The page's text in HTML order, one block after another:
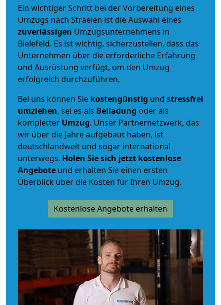
Ein wichtiger Schritt bei der Vorbereitung eines
Umzugs nach Straelen ist die Auswahl eines
zuverlässigen Umzugsunternehmens in
Bielefeld. Es ist wichtig, sicherzustellen, dass das
Unternehmen über die erforderliche Erfahrung
und Ausrüstung verfügt, um den Umzug
erfolgreich durchzuführen.
Bei uns können Sie kostengünstig und stressfrei
umziehen, sei es als Beiladung oder als
kompletter Umzug. Unser Partnernetzwerk, das
wir über die Jahre aufgebaut haben, ist
deutschlandweit und sogar international
unterwegs. Holen Sie sich jetzt kostenlose
Angebote und erhalten Sie einen ersten
Überblick über die Kosten für Ihren Umzug.
Kostenlose Angebote erhalten